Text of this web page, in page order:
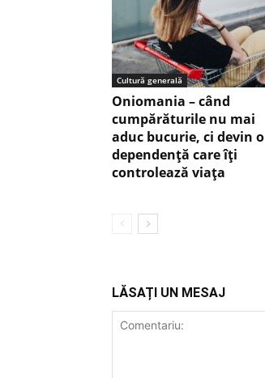
Cultură generală
Oniomania – când
cumpărăturile nu mai
aduc bucurie, ci devin o
dependență care îți
controlează viața
LĂSAȚI UN MESAJ